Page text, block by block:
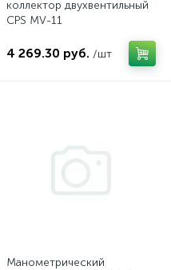
коллектор двухвентильный
CPS MV-11
4 269.30 руб. /шт
Манометрический